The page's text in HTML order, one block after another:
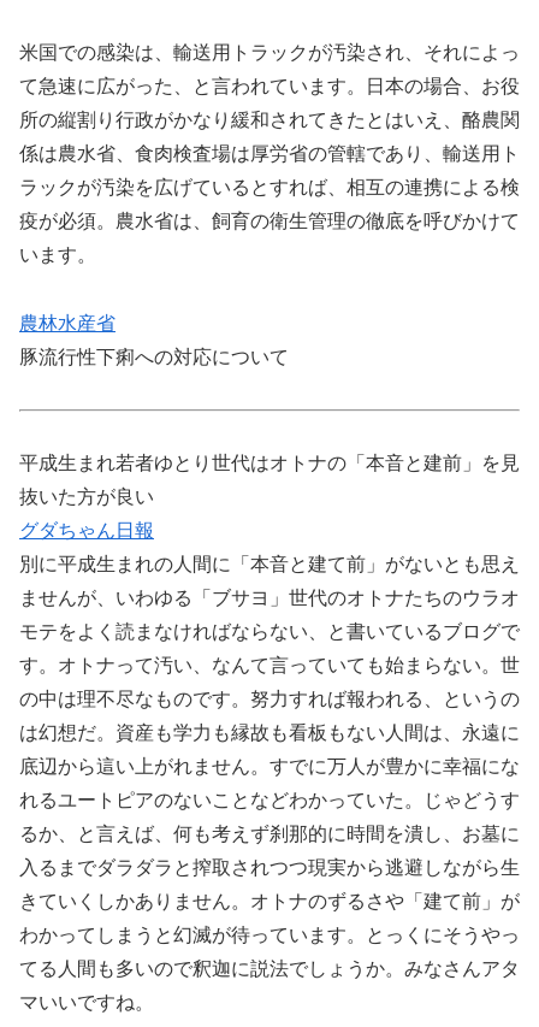
米国での感染は、輸送用トラックが汚染され、それによっ
て急速に広がった、と言われています。日本の場合、お役
所の縦割り行政がかなり緩和されてきたとはいえ、酪農関
係は農水省、食肉検査場は厚労省の管轄であり、輸送用ト
ラックが汚染を広げているとすれば、相互の連携による検
疫が必須。農水省は、飼育の衛生管理の徹底を呼びかけて
います。
農林水産省
豚流行性下痢への対応について
平成生まれ若者ゆとり世代はオトナの「本音と建前」を見
抜いた方が良い
グダちゃん日報
別に平成生まれの人間に「本音と建て前」がないとも思え
ませんが、いわゆる「ブサヨ」世代のオトナたちのウラオ
モテをよく読まなければならない、と書いているブログで
す。オトナって汚い、なんて言っていても始まらない。世
の中は理不尽なものです。努力すれば報われる、というの
は幻想だ。資産も学力も縁故も看板もない人間は、永遠に
底辺から這い上がれません。すでに万人が豊かに幸福にな
れるユートピアのないことなどわかっていた。じゃどうす
るか、と言えば、何も考えず刹那的に時間を潰し、お墓に
入るまでダラダラと搾取されつつ現実から逃避しながら生
きていくしかありません。オトナのずるさや「建て前」が
わかってしまうと幻滅が待っています。とっくにそうやっ
てる人間も多いので釈迦に説法でしょうか。みなさんアタ
マいいですね。